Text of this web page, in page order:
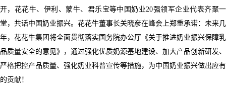
开，花花牛、伊利、蒙牛、君乐宝等中国奶业20强领军企业代表齐聚一
堂，共话中国奶业振兴。花花牛董事长关晓彦在峰会上郑重承诺：未来几
年，花花牛集团将全面贯彻落实国务院办公厅《关于推进奶业振兴保障乳
品质量安全的意见》，通过强化优质奶源基地建设、加大产品创新研发、
严格把控产品质量、强化奶业科普宣传等措施，为中国奶业振兴做出应有
的贡献！